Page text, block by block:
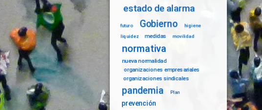
estado de alarma
futuro Gobierno higiene
liquidez medidas movilidad
normativa
nueva normalidad
organizaciones empresariales
organizaciones sindicales
pandemia Plan
prevención